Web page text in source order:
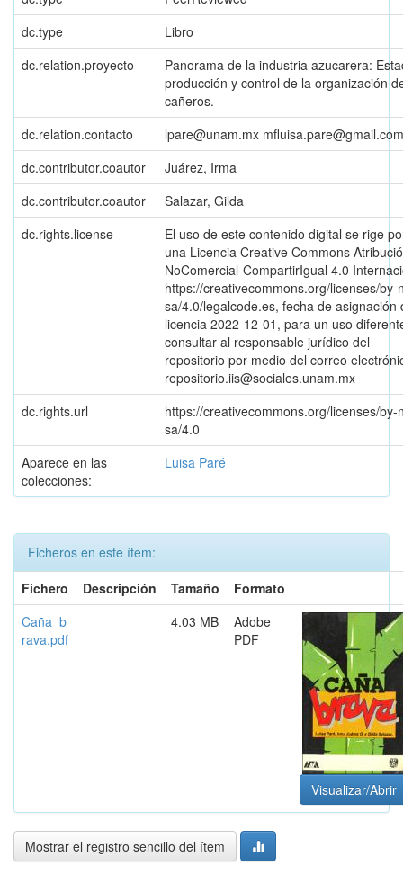
dc.type
Libro
dc.relation.proyecto
Panorama de la industria azucarera:
producción y control de la organización
cañeros.
dc.relation.contacto
lpare@unam.mx mfluisa.pare@gmail.com
dc.contributor.coautor
Juárez, Irma
dc.contributor.coautor
Salazar, Gilda
dc.rights.license
El uso de este contenido digital se rige
una Licencia Creative Commons
NoComercial-CompartirIgual 4.0
https://creativecommons.org/licenses/by-
sa/4.0/legalcode.es, fecha de asignación
licencia 2022-12-01, para un uso
consultar al responsable jurídico del
repositorio por medio del correo
repositorio.iis@sociales.unam.mx
dc.rights.url
https://creativecommons.org/licenses/by-
sa/4.0
Aparece en las
colecciones:
Luisa Paré
Ficheros en este ítem:
Fichero
Descripción Tamaño
Formato
Caña_b
rava.pdf
4.03 MB
Adobe
PDF
Visualizar/Abrir
Mostrar el registro sencillo del ítem